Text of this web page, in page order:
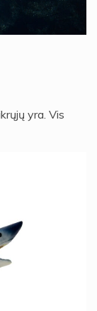
yra. Vis